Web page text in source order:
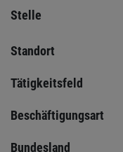
Stelle
Standort
Tätigkeitsfeld
Beschäftigungsart
Bundesland